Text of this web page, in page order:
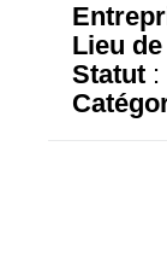
Lieu de
Statut